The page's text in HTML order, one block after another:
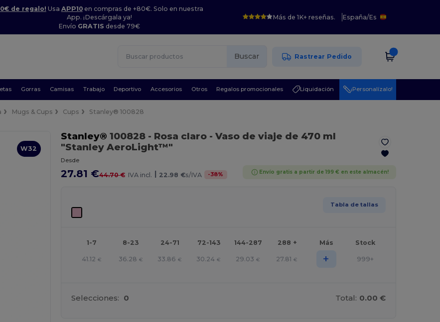
de regalo! Usa APP10en compras de +80€. Solo en nuestra
App. ¡Descárgala ya!
Envío GRATIS desde 79€
Más de 1K+ reseñas. España/Es
Buscar Rastrear Pedido
Gorras Camisas Trabajo Deportivo Accesorios Otros Regalos promocionales Liquidación ¡Personalízalo!
Mugs & Cups Cups Stanley® 100828
W32
Stanley® 100828 - Rosa claro- Vaso de viaje de 470 ml
"Stanley AeroLight™"
Desde
27.81 €44.70 € IVA incl. | 22.98 €s/IVA -38% Envío gratis a partir de 199 € en este almacén!
Tabla de tallas
1-7 8-23 24-71 72-143 144-287 288 + Más Stock
41.12 € 36.28 € 33.86 € 30.24 € 29.03 € 27.81 € + 999+
Selecciones: 0 Total: 0.00 €